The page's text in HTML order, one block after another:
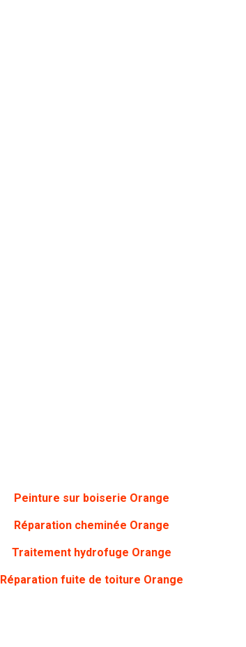
Peinture sur boiserie Orange
Réparation cheminée Orange
Traitement hydrofuge Orange
Réparation fuite de toiture Orange